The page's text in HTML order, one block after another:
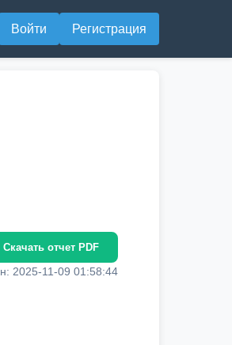
Войти Регистрация
Скачать отчет PDF
2025-11-09 01:58:44